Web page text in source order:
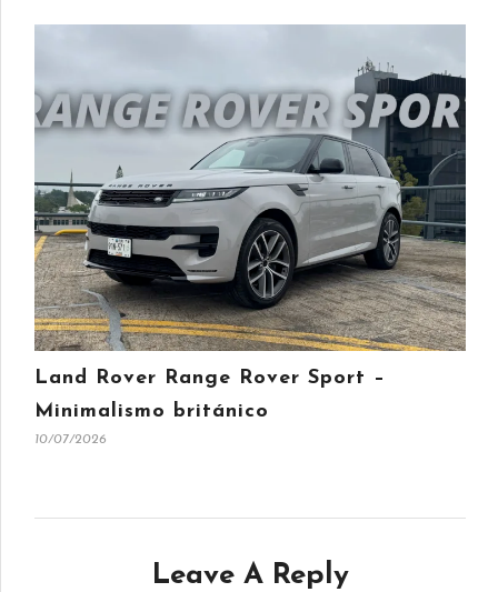
Land Rover Range Rover Sport –
Minimalismo británico
10/07/2026
Leave A Reply